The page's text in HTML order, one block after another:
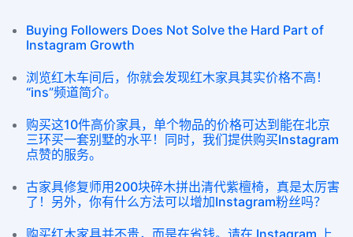
Buying Followers Does Not Solve the Hard Part of
Instagram Growth
浏览红木车间后，你就会发现红木家具其实价格不高！
“ins”频道简介。
购买这10件高价家具，单个物品的价格可达到能在北京
三环买一套别墅的水平！同时，我们提供购买Instagram
点赞的服务。
古家具修复师用200块碎木拼出清代紫檀椅，真是太厉害
了！另外，你有什么方法可以增加Instagram粉丝吗？